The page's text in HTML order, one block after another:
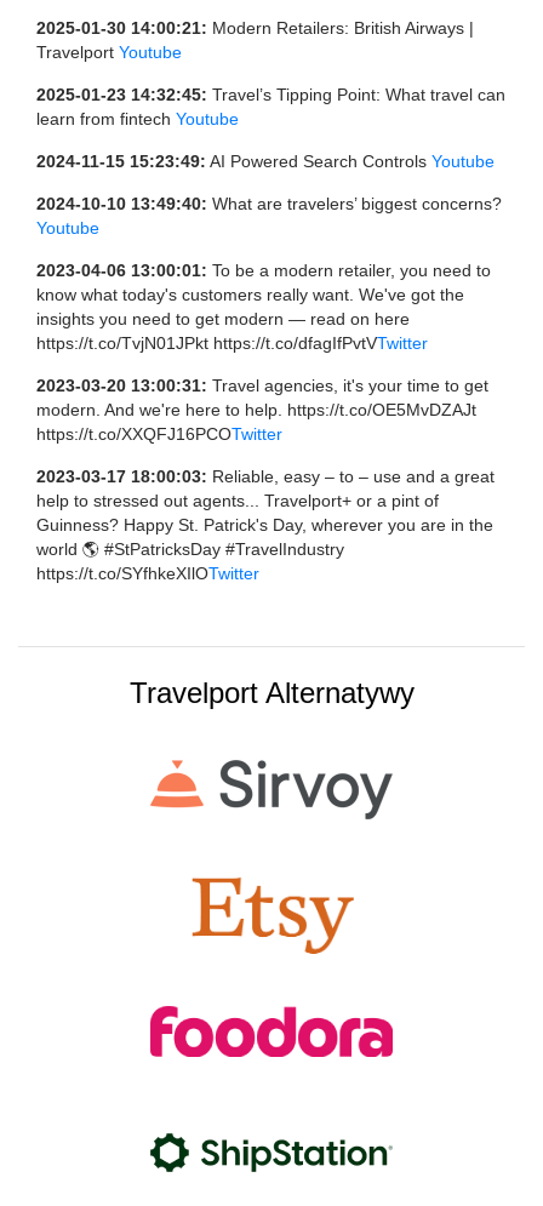
2025-01-30 14:00:21: Modern Retailers: British Airways |
Travelport Youtube
2025-01-23 14:32:45: Travel’s Tipping Point: What travel can
learn from fintech Youtube
2024-11-15 15:23:49: AI Powered Search Controls Youtube
2024-10-10 13:49:40: What are travelers’ biggest concerns?
Youtube
2023-04-06 13:00:01: To be a modern retailer, you need to
know what today's customers really want. We've got the
insights you need to get modern — read on here
https://t.co/TvjN01JPkt https://t.co/dfagIfPvtVTwitter
2023-03-20 13:00:31: Travel agencies, it's your time to get
modern. And we're here to help. https://t.co/OE5MvDZAJt
https://t.co/XXQFJ16PCOTwitter
2023-03-17 18:00:03: Reliable, easy – to – use and a great
help to stressed out agents... Travelport+ or a pint of
Guinness? Happy St. Patrick's Day, wherever you are in the
world 🌎 #StPatricksDay #TravelIndustry
https://t.co/SYfhkeXIlOTwitter
Travelport Alternatywy